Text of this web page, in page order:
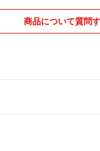
商品について質問